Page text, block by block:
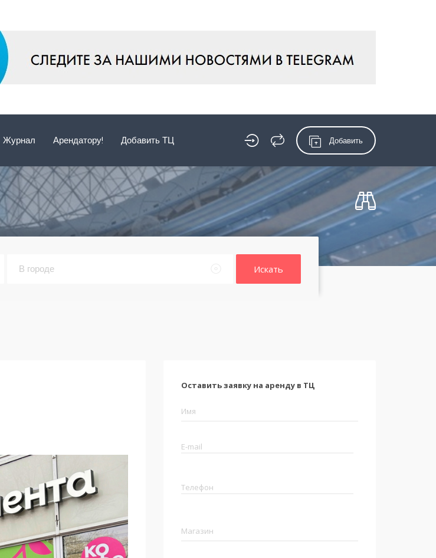
Журнал Арендатору! Добавить ТЦ Добавить
Искать
Оставить заявку на аренду в ТЦ